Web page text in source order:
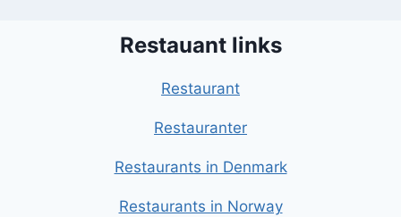
Restauant links
Restaurant
Restauranter
Restaurants in Denmark
Restaurants in Norway